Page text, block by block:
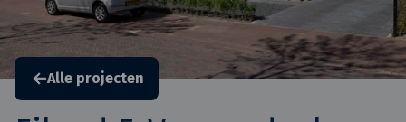
Alle projecten